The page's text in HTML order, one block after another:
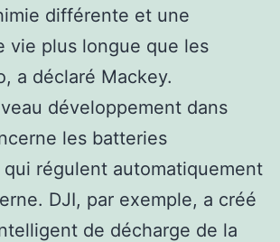
différente et une
vie plus longue que les
a déclaré Mackey.
développement dans
les batteries
régulent automatiquement
DJI, par exemple, a créé
de décharge de la